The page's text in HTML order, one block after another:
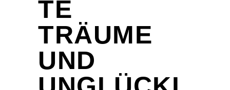
TE
TRÄUME
UND